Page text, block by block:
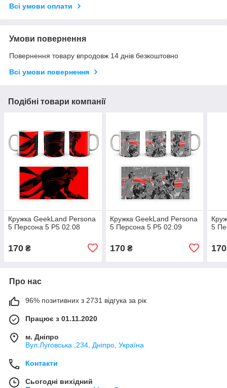
Всі умови оплати
Умови повернення
Повернення товару впродовж 14 днів безкоштовно
Всі умови повернення
Подібні товари компанії
Кружка GeekLand Persona
5 Персона 5 P5 02.08
170 ₴
Кружка GeekLand Persona
5 Персона 5 P5 02.09
170₴
5
170
Про нас
96% позитивних з 2731 відгука за рік
Працює з 01.11.2020
м. Дніпро
Вул.Луговська ,234, Дніпро, Україна
Контакти
Сьогодні вихідний